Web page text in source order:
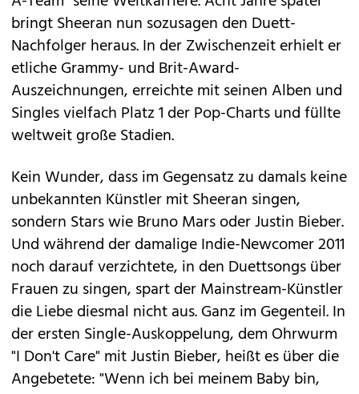
bringt Sheeran nun sozusagen den Duett-
Nachfolger heraus. In der Zwischenzeit erhielt er
etliche Grammy- und Brit-Award-
Auszeichnungen, erreichte mit seinen Alben und
Singles vielfach Platz 1 der Pop-Charts und füllte
weltweit große Stadien.
Kein Wunder, dass im Gegensatz zu damals keine
unbekannten Künstler mit Sheeran singen,
sondern Stars wie Bruno Mars oder Justin Bieber.
Und während der damalige Indie-Newcomer 2011
noch darauf verzichtete, in den Duettsongs über
Frauen zu singen, spart der Mainstream-Künstler
die Liebe diesmal nicht aus. Ganz im Gegenteil. In
der ersten Single-Auskoppelung, dem Ohrwurm
"I Don't Care" mit Justin Bieber, heißt es über die
Angebetete: "Wenn ich bei meinem Baby bin,